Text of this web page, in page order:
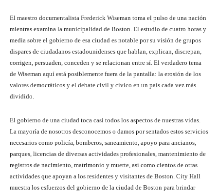
El maestro documentalista Frederick Wiseman toma el pulso de una nación
mientras examina la municipalidad de Boston. El estudio de cuatro horas y
media sobre el gobierno de esa ciudad es notable por su visión de grupos
dispares de ciudadanos estadounidenses que hablan, explican, discrepan,
corrigen, persuaden, conceden y se relacionan entre sí. El verdadero tema
de Wiseman aquí está posiblemente fuera de la pantalla: la erosión de los
valores democráticos y el debate civil y cívico en un país cada vez más
dividido.
El gobierno de una ciudad toca casi todos los aspectos de nuestras vidas.
La mayoría de nosotros desconocemos o damos por sentados estos servicios
necesarios como policía, bomberos, saneamiento, apoyo para ancianos,
parques, licencias de diversas actividades profesionales, mantenimiento de
registros de nacimiento, matrimonio y muerte, así como cientos de otras
actividades que apoyan a los residentes y visitantes de Boston. City Hall
muestra los esfuerzos del gobierno de la ciudad de Boston para brindar